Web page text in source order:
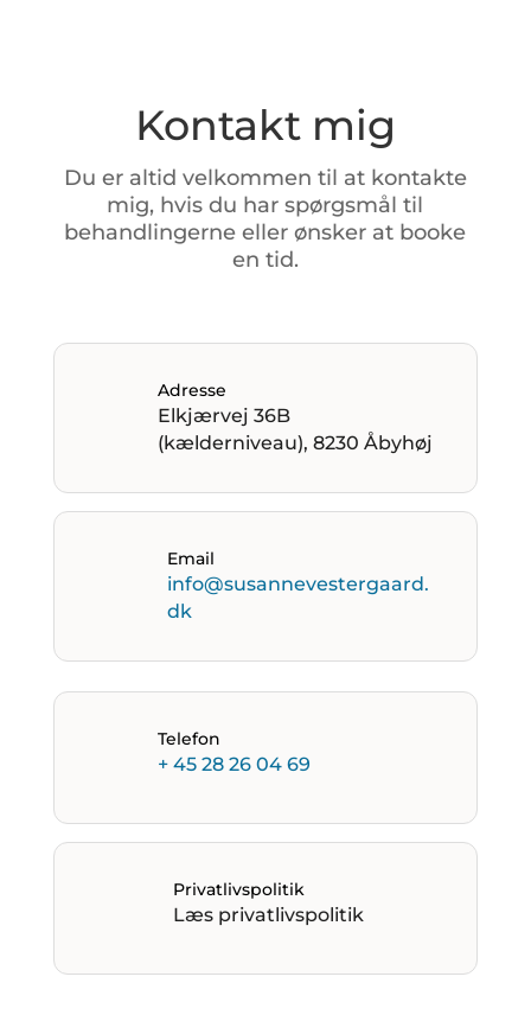
Kontakt mig
Du er altid velkommen til at kontakte
mig, hvisdu harspørgsmåltil
behandlingerneellerønsker at booke
en tid.
Adresse
Elkjærvej 36B
(kælderniveau), 8230 Åbyhøj
Email
info@susannevestergaard.
dk
Telefon
+ 45 28 26 04 69
Privatlivspolitik
Læs privatlivspolitik